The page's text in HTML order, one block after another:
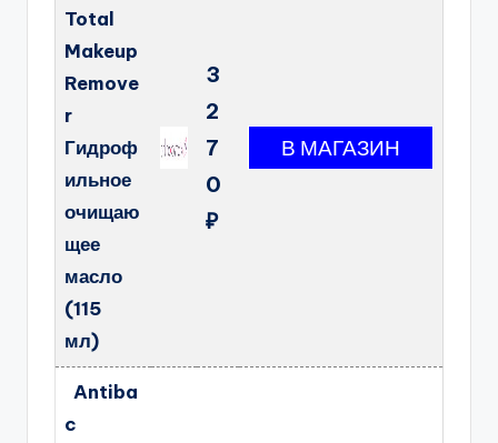
Total
Makeup
Remove
r
Гидроф
ильное
очищаю
щее
масло
(115
мл)
3
2
7
0
₽
Antiba
c